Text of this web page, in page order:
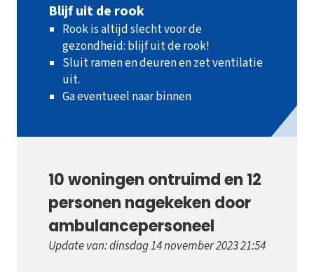
Blijf uit de rook
Rook is altijd slecht voor de
gezondheid: blijf uit de rook!
Sluit ramen en deuren en zet ventilatie
uit.
Ga eventueel naar binnen
10 woningen ontruimd en 12
personen nagekeken door
ambulancepersoneel
Update van: dinsdag 14 november 2023 21:54